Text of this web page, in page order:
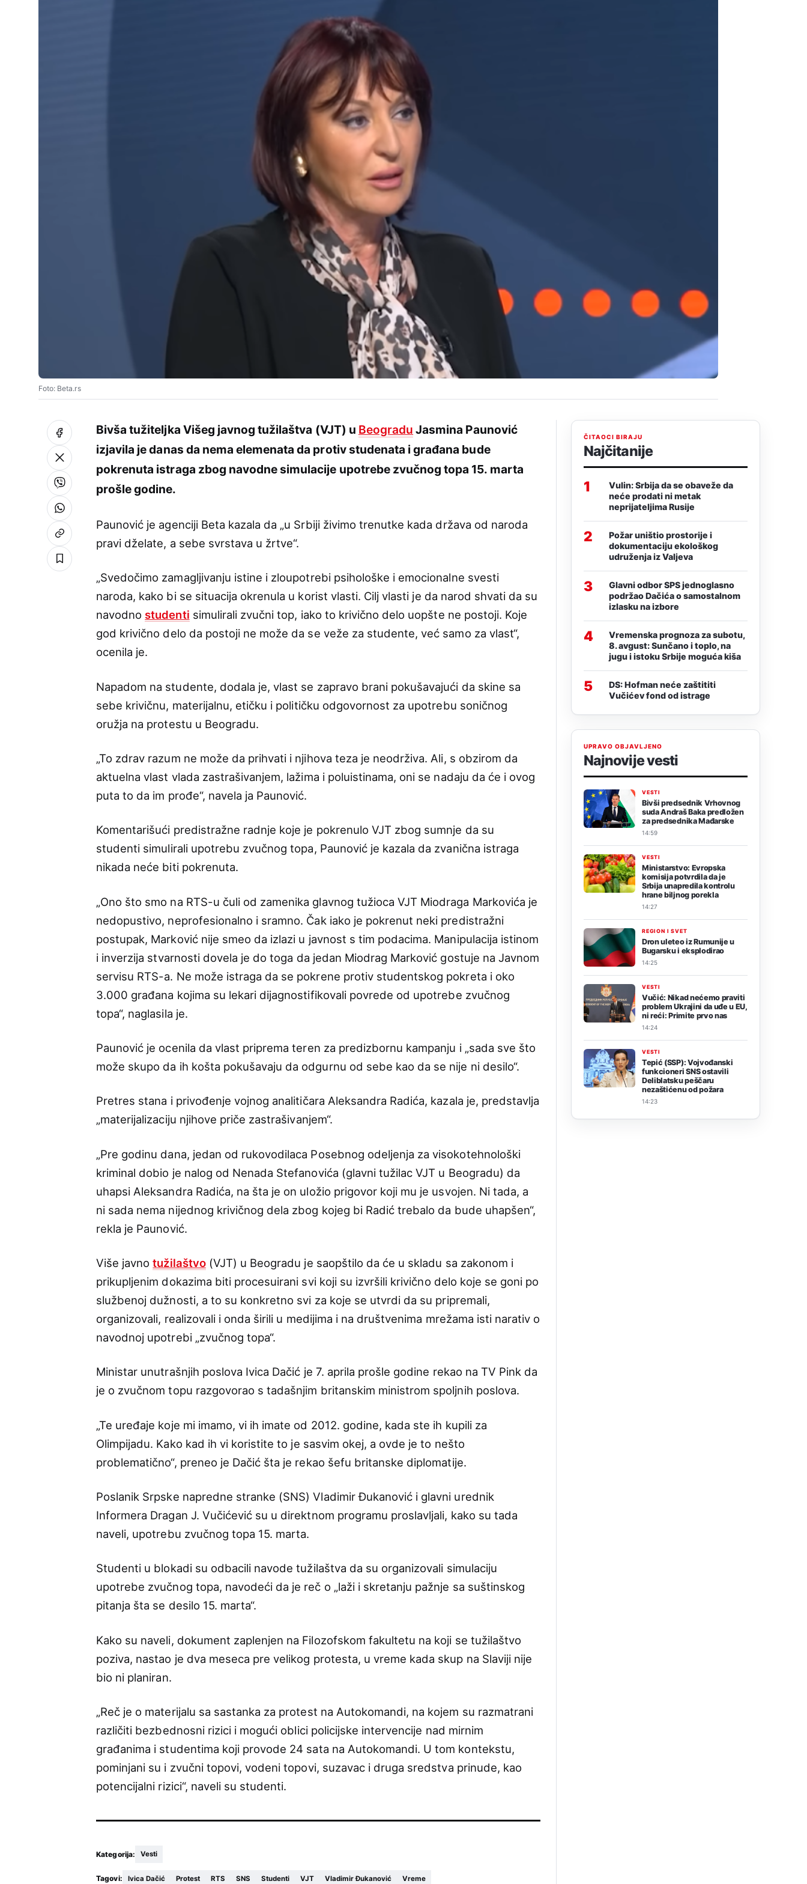
Foto: Beta.rs
Bivša tužiteljka Višeg javnog tužilaštva (VJT) u Beogradu Jasmina Paunović
izjavila je danas da nema elemenata da protiv studenata i građana bude
pokrenuta istraga zbog navodne simulacije upotrebe zvučnog topa 15. marta
prošle godine.
Paunović je agenciji Beta kazala da „u Srbiji živimo trenutke kada država od naroda
pravi dželate, a sebe svrstava u žrtve“.
„Svedočimo zamagljivanju istine i zloupotrebi psihološke i emocionalne svesti
naroda, kako bi se situacija okrenula u korist vlasti. Cilj vlasti je da narod shvati da su
navodno studenti simulirali zvučni top, iako to krivično delo uopšte ne postoji. Koje
god krivično delo da postoji ne može da se veže za studente, već samo za vlast“,
ocenila je.
Napadom na studente, dodala je, vlast se zapravo brani pokušavajući da skine sa
sebe krivičnu, materijalnu, etičku i političku odgovornost za upotrebu soničnog
oružja na protestu u Beogradu.
„To zdrav razum ne može da prihvati i njihova teza je neodrživa. Ali, s obzirom da
aktuelna vlast vlada zastrašivanjem, lažima i poluistinama, oni se nadaju da će i ovog
puta to da im prođe“, navela ja Paunović.
Komentarišući predistražne radnje koje je pokrenulo VJT zbog sumnje da su
studenti simulirali upotrebu zvučnog topa, Paunović je kazala da zvanična istraga
nikada neće biti pokrenuta.
„Ono što smo na RTS-u čuli od zamenika glavnog tužioca VJT Miodraga Markovića je
nedopustivo, neprofesionalno i sramno. Čak iako je pokrenut neki predistražni
postupak, Marković nije smeo da izlazi u javnost s tim podacima. Manipulacija istinom
i inverzija stvarnosti dovela je do toga da jedan Miodrag Marković gostuje na Javnom
servisu RTS-a. Ne može istraga da se pokrene protiv studentskog pokreta i oko
3.000 građana kojima su lekari dijagnostifikovali povrede od upotrebe zvučnog
topa“, naglasila je.
Paunović je ocenila da vlast priprema teren za predizbornu kampanju i „sada sve što
može skupo da ih košta pokušavaju da odgurnu od sebe kao da se nije ni desilo“.
Pretres stana i privođenje vojnog analitičara Aleksandra Radića, kazala je, predstavlja
„materijalizaciju njihove priče zastrašivanjem“.
„Pre godinu dana, jedan od rukovodilaca Posebnog odeljenja za visokotehnološki
kriminal dobio je nalog od Nenada Stefanovića (glavni tužilac VJT u Beogradu) da
uhapsi Aleksandra Radića, na šta je on uložio prigovor koji mu je usvojen. Ni tada, a
ni sada nema nijednog krivičnog dela zbog kojeg bi Radić trebalo da bude uhapšen“,
rekla je Paunović.
Više javnotužilaštvo(VJT) u Beogradu je saopštilo da će u skladu sa zakonom i
prikupljenim dokazima biti procesuirani svi koji su izvršili krivično delo koje se goni po
službenoj dužnosti, a to su konkretno svi za koje se utvrdi da su pripremali,
organizovali, realizovali i onda širili u medijima i na društvenima mrežama isti narativ o
navodnoj upotrebi „zvučnog topa“.
Ministar unutrašnjih poslova Ivica Dačić je 7. aprila prošle godine rekao na TV Pink da
je o zvučnom topu razgovorao s tadašnjim britanskim ministrom spoljnih poslova.
„Te uređaje koje mi imamo, vi ih imate od 2012. godine, kada ste ih kupili za
Olimpijadu. Kako kad ih vi koristite to je sasvim okej, a ovde je to nešto
problematično“, preneo je Dačić šta je rekao šefu britanske diplomatije.
Poslanik Srpske napredne stranke (SNS) Vladimir Đukanović i glavni urednik
Informera Dragan J. Vučićević su u direktnom programu proslavljali, kako su tada
naveli, upotrebu zvučnog topa 15. marta.
Studenti u blokadi su odbacili navode tužilaštva da su organizovali simulaciju
upotrebe zvučnog topa, navodeći da je reč o „laži i skretanju pažnje sa suštinskog
pitanja šta se desilo 15. marta“.
Kako su naveli, dokument zaplenjen na Filozofskom fakultetu na koji se tužilaštvo
poziva, nastao je dva meseca pre velikog protesta, u vreme kada skup na Slaviji nije
bio ni planiran.
„Reč je o materijalu sa sastanka za protest na Autokomandi, na kojem su razmatrani
različiti bezbednosni rizici i mogući oblici policijske intervencije nad mirnim
građanima i studentima koji provode 24 sata na Autokomandi. U tom kontekstu,
pominjani su i zvučni topovi, vodeni topovi, suzavac i druga sredstva prinude, kao
potencijalni rizici“, naveli su studenti.
Kategorija: Vesti
Tagovi: Ivica Dačić Protest RTS SNS Studenti VJT Vladimir Đukanović Vreme
ČITAOCI BIRAJU
Najčitanije
1
Vulin: Srbija da se obaveže da
neće prodati ni metak
neprijateljima Rusije
2
Požar uništio prostorije i
dokumentaciju ekološkog
udruženja iz Valjeva
3
Glavni odbor SPS jednoglasno
podržao Dačića o samostalnom
izlasku na izbore
4
Vremenska prognoza za subotu,
8. avgust: Sunčano i toplo, na
jugu i istoku Srbije moguća kiša
5
DS: Hofman neće zaštititi
Vučićev fond od istrage
UPRAVO OBJAVLJENO
Najnovije vesti
VESTI
Bivši predsednik Vrhovnog
suda Andraš Baka predložen
za predsednika Mađarske
14:59
VESTI
Ministarstvo: Evropska
komisija potvrdila da je
Srbija unapredila kontrolu
hrane biljnog porekla
14:27
REGION I SVET
Dron uleteo iz Rumunije u
Bugarsku i eksplodirao
14:25
VESTI
Vučić: Nikad nećemo praviti
problem Ukrajini da uđe u EU,
ni reći: Primite prvo nas
14:24
VESTI
Tepić (SSP): Vojvođanski
funkcioneri SNS ostavili
Deliblatsku peščaru
nezaštićenu od požara
14:23